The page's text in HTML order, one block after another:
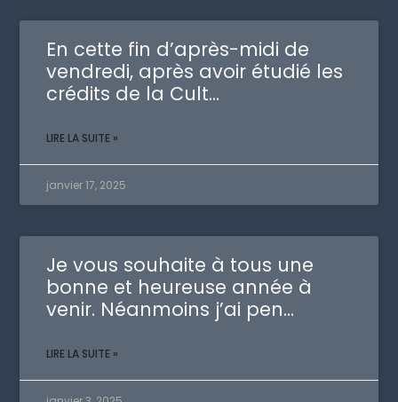
En cette fin d’après-midi de
vendredi, après avoir étudié les
crédits de la Cult…
LIRE LA SUITE »
janvier 17, 2025
Je vous souhaite à tous une
bonne et heureuse année à
venir. Néanmoins j’ai pen…
LIRE LA SUITE »